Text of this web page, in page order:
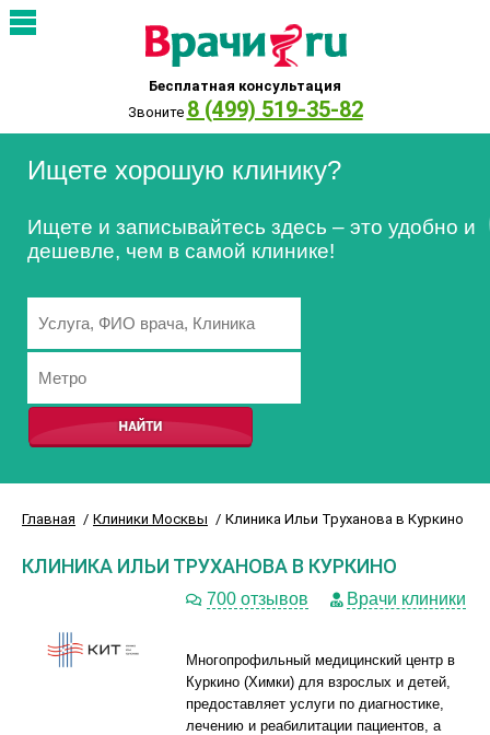
Бесплатная консультация
Звоните 8 (499) 519-35-82
Ищете хорошую клинику?
Ищете и записывайтесь здесь – это удобно и
дешевле, чем в самой клинике!
Главная Клиники Москвы Клиника Ильи Труханова в Куркино
КЛИНИКА ИЛЬИ ТРУХАНОВА В КУРКИНО
700 отзывов Врачи клиники
Многопрофильный медицинский центр в
Куркино (Химки) для взрослых и детей,
предоставляет услуги по диагностике,
лечению и реабилитации пациентов, а